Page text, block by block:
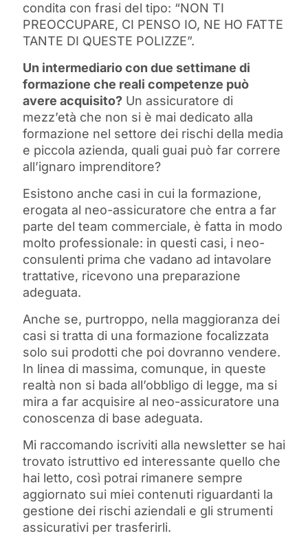
condita con frasi del tipo: “NON TI
PREOCCUPARE, CI PENSO IO, NE HO FATTE
TANTE DI QUESTE POLIZZE”.
Un intermediario con due settimane di
formazione che reali competenze può
avere acquisito? Un assicuratore di
mezz’età che non si è mai dedicato alla
formazione nel settore dei rischi della media
e piccola azienda, quali guai può far correre
all’ignaro imprenditore?
Esistono anche casi in cui la formazione,
erogata al neo-assicuratore che entra a far
parte del team commerciale, è fatta in modo
molto professionale: in questi casi, i neo-
consulenti prima che vadano ad intavolare
trattative, ricevono una preparazione
adeguata.
Anche se, purtroppo, nella maggioranza dei
casi si tratta di una formazione focalizzata
solo sui prodotti che poi dovranno vendere.
In linea di massima, comunque, in queste
realtà non si bada all’obbligo di legge, ma si
mira a far acquisire al neo-assicuratore una
conoscenza di base adeguata.
Mi raccomando iscriviti alla newsletter se hai
trovato istruttivo ed interessante quello che
hai letto, così potrai rimanere sempre
aggiornato sui miei contenuti riguardanti la
gestione dei rischi aziendali e gli strumenti
assicurativi per trasferirli.